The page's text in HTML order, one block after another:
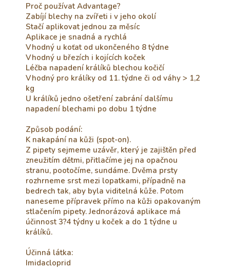
Proč používat Advantage?
Zabíjí blechy na zvířeti i v jeho okolí
Stačí aplikovat jednou za měsíc
Aplikace je snadná a rychlá
Vhodný u koťat od ukončeného 8 týdne
Vhodný u březích i kojících koček
Léčba napadení králíků blechou kočičí
Vhodný pro králíky od 11. týdne či od váhy > 1,2
kg
U králíků jedno ošetření zabrání dalšímu
napadení blechami po dobu 1 týdne
Způsob podání:
K nakapání na kůži (spot-on).
Z pipety sejmeme uzávěr, který je zajištěn před
zneužitím dětmi, přitlačíme jej na opačnou
stranu, pootočíme, sundáme. Dvěma prsty
rozhrneme srst mezi lopatkami, případně na
bedrech tak, aby byla viditelná kůže. Potom
naneseme přípravek přímo na kůži opakovaným
stlačením pipety. Jednorázová aplikace má
účinnost 3?4 týdny u koček a do 1 týdne u
králíků.
Účinná látka:
Imidacloprid